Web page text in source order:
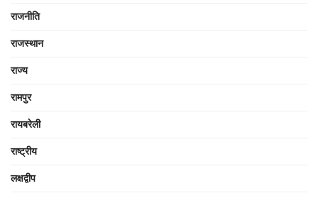
राजनीति
राजस्थान
राज्य
रामपुर
रायबरेली
राष्ट्रीय
लक्षद्वीप